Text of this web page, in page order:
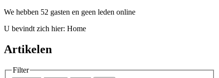
We hebben 52 gasten en geen leden online
U bevindt zich hier: Home
Artikelen
Filter